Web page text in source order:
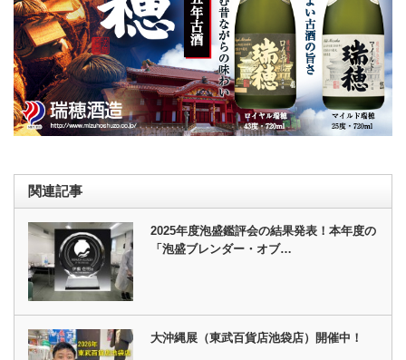
関連記事
2025年度泡盛鑑評会の結果発表！本年度の
「泡盛ブレンダー・オブ…
大沖縄展（東武百貨店池袋店）開催中！